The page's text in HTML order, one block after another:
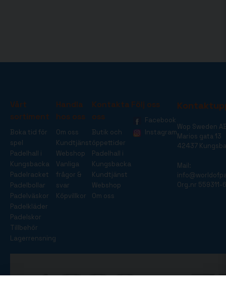
Vårt
sortiment
Boka tid för
spel
Padelhall i
Kungsbacka
Padelracket
Padelbollar
Padelväskor
Padelkläder
Padelskor
Tillbehör
Lagerrensning
Handla
hos oss
Om oss
Kundtjänst
Webshop
Vanliga
frågor &
svar
Köpvillkor
Kontakta
oss
Butik och
öppettider
Padelhall i
Kungsbacka
Kundtjänst
Webshop
Om oss
Följ oss
Facebook
Instagram
Wop Sweden
Marios gata 13
42437
Mail:
Org.nr 559311-